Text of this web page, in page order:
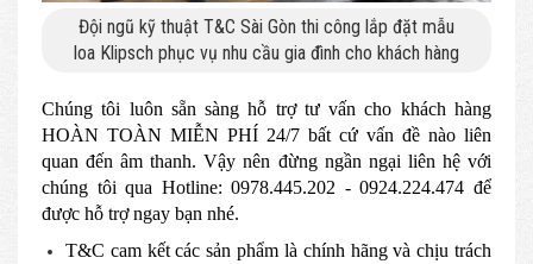
Đội ngũ kỹ thuật T&C Sài Gòn thi công lắp đặt mẫu
loa Klipsch phục vụ nhu cầu gia đình cho khách hàng
Chúng tôi luôn sẵn sàng hỗ trợ tư vấn cho khách hàng
HOÀN TOÀN MIỄN PHÍ 24/7 bất cứ vấn đề nào liên
quan đến âm thanh. Vậy nên đừng ngần ngại liên hệ với
chúng tôi qua Hotline: 0978.445.202 - 0924.224.474 để
được hỗ trợ ngay bạn nhé.
T&C cam kết các sản phẩm là chính hãng và chịu trách